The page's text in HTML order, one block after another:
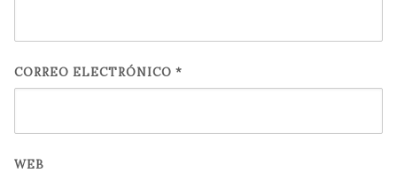
CORREO ELECTRÓNICO *
WEB